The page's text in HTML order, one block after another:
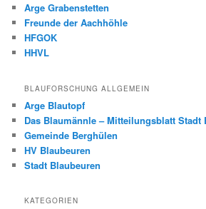
Arge Grabenstetten
Freunde der Aachhöhle
HFGOK
HHVL
BLAUFORSCHUNG ALLGEMEIN
Arge Blautopf
Das Blaumännle – Mitteilungsblatt Stadt
Gemeinde Berghülen
HV Blaubeuren
Stadt Blaubeuren
KATEGORIEN